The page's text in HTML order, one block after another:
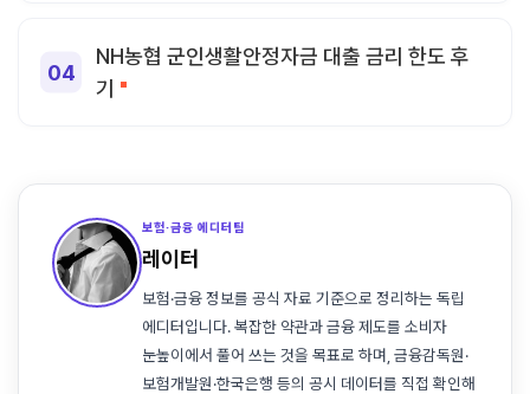
NH농협 군인생활안정자금 대출 금리 한도 후
기
보험·금융 에디터팀
레이터
보험·금융 정보를 공식 자료 기준으로 정리하는 독립
에디터입니다. 복잡한 약관과 금융 제도를 소비자
눈높이에서 풀어 쓰는 것을 목표로 하며, 금융감독원·
보험개발원·한국은행 등의 공시 데이터를 직접 확인해